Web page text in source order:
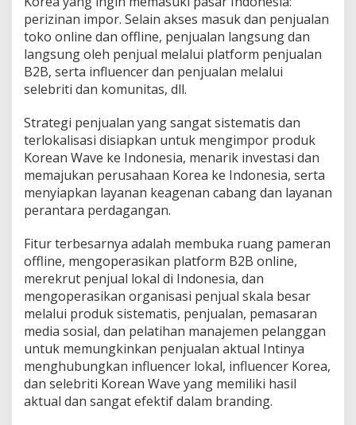
perizinan impor. Selain akses masuk dan penjualan
toko online dan offline, penjualan langsung dan
langsung oleh penjual melalui platform penjualan
B2B, serta influencer dan penjualan melalui
selebriti dan komunitas, dll.
Strategi penjualan yang sangat sistematis dan
terlokalisasi disiapkan untuk mengimpor produk
Korean Wave ke Indonesia, menarik investasi dan
memajukan perusahaan Korea ke Indonesia, serta
menyiapkan layanan keagenan cabang dan layanan
perantara perdagangan.
Fitur terbesarnya adalah membuka ruang pameran
offline, mengoperasikan platform B2B online,
merekrut penjual lokal di Indonesia, dan
mengoperasikan organisasi penjual skala besar
melalui produk sistematis, penjualan, pemasaran
media sosial, dan pelatihan manajemen pelanggan
untuk memungkinkan penjualan aktual Intinya
menghubungkan influencer lokal, influencer Korea,
dan selebriti Korean Wave yang memiliki hasil
aktual dan sangat efektif dalam branding.